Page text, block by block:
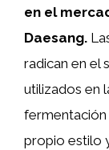
en el
Daesang.
radican en el
utilizados en
fermentación
propio estilo